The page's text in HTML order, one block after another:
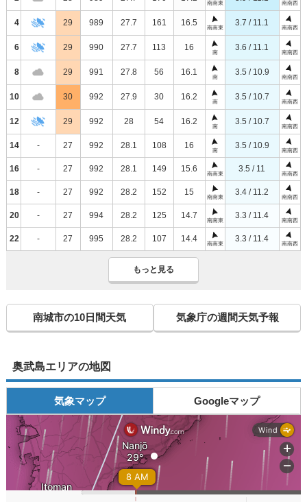
南南東 南南西
4 29 989 27.7 161 16.5
南南東
3.7 / 11.1
南南西
6 29 990 27.7 113 16
南
3.6 / 11.1
南南西
8 29 991 27.8 56 16.1
南
3.5 / 10.9
南南西
10 30 992 27.9 30 16.2
南
3.5 / 10.7
南南西
12 29 992 28 54 16.2
南
3.5 / 10.7
南南西
14 - 27 992 28.1 108 16
南
3.5 / 10.9
南南西
16 - 27 992 28.1 149 15.6
南南東
3.5 / 11
南南西
18 - 27 992 28.2 152 15
南南東
3.4 / 11.2
南南西
20 - 27 994 28.2 125 14.7
南南東
3.3 / 11.4
南南西
22 - 27 995 28.2 107 14.4
南南東
3.3 / 11.4
南南西
もっと見る
南城市の10日間天気 気象庁の週間天気予報
奥武島エリアの地図
気象マップ Googleマップ